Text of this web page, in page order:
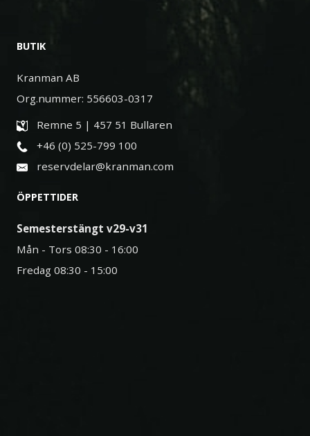
BUTIK
Kranman AB
Org.nummer: 556603-0317
Remne 5 | 457 51 Bullaren
+46 (0) 525-799 100
reservdelar@kranman.com
ÖPPETTIDER
Semesterstängt v29-v31
Mån - Tors 08:30 - 16:00
Fredag 08:30 - 15:00